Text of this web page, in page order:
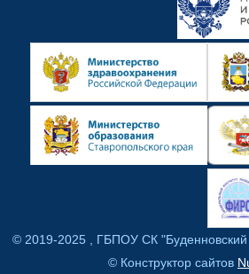
© 2019-2025 , ГБПОУ СК
© Конструктор сайтов